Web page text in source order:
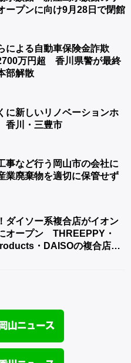
ープンに向け9月28日で閉館
による自動車保険金詐欺
万円超 香川県警が最終
部解散
に新しいリノベーションホ
川・三豊市
事など行う岡山市の会社に
廃棄物を適切に保管せず
ダイソー系複合店がイオン
オープン THREEPPY・
・DAISOの複合店は